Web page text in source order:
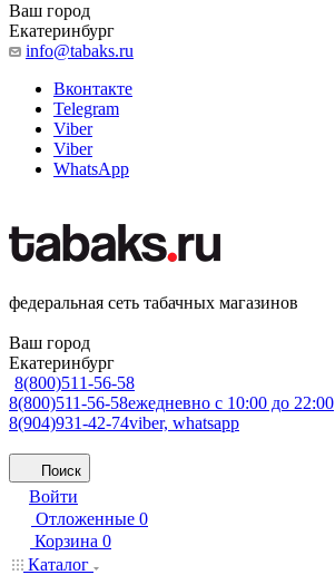
Ваш город
Екатеринбург
info@tabaks.ru
Вконтакте
Telegram
Viber
Viber
WhatsApp
федеральная сеть табачных магазинов
Ваш город
Екатеринбург
8(800)511-56-58
8(800)511-56-58ежедневно с 10:00 до 22:00
8(904)931-42-74viber, whatsapp
Поиск
Войти
Отложенные 0
Корзина 0
Каталог